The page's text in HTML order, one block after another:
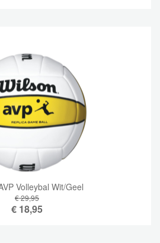
Volleybal Wit/Geel
€ 29,95
€ 18,95